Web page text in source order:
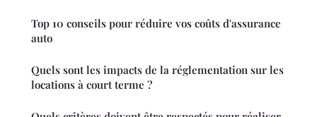
Top 10 conseils pour réduire vos coûts d'assurance
auto
Quels sont les impacts de la réglementation sur les
locations à court terme ?